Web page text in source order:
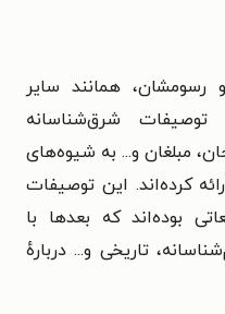
رسومشان، همانند سایر
توصیفات شرق‌شناسانه
مبلغان و... به شیوه‌های
کرده‌اند. این توصیفات
بوده‌اند که بعدها با
تاریخی و... دربارهٔ